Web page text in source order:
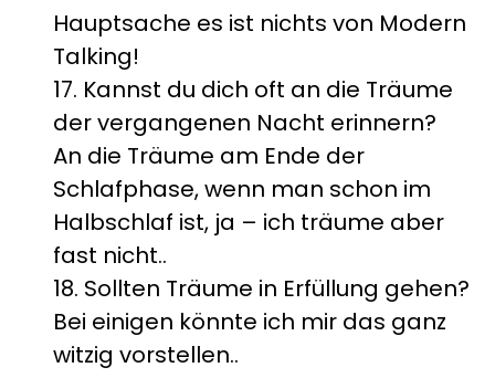
Hauptsache es ist nichts von Modern
Talking!
17. Kannst du dich oft an die Träume
der vergangenen Nacht erinnern?
An die Träume am Ende der
Schlafphase, wenn man schon im
Halbschlaf ist, ja – ich träume aber
fast nicht..
18. Sollten Träume in Erfüllung gehen?
Bei einigen könnte ich mir das ganz
witzig vorstellen..